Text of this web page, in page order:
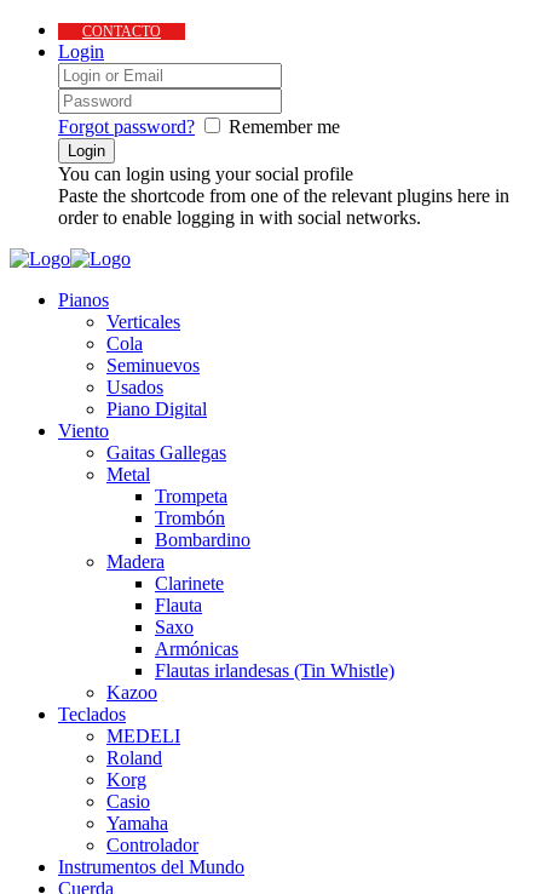
CONTACTO
Login
Forgot password? Remember me
You can login using your social profile
Paste the shortcode from one of the relevant plugins here in
order to enable logging in with social networks.
Pianos
Verticales
Cola
Seminuevos
Usados
Piano Digital
Viento
Gaitas Gallegas
Metal
Trompeta
Trombón
Bombardino
Madera
Clarinete
Flauta
Saxo
Armónicas
Flautas irlandesas (Tin Whistle)
Kazoo
Teclados
MEDELI
Roland
Korg
Casio
Yamaha
Controlador
Instrumentos del Mundo
Cuerda